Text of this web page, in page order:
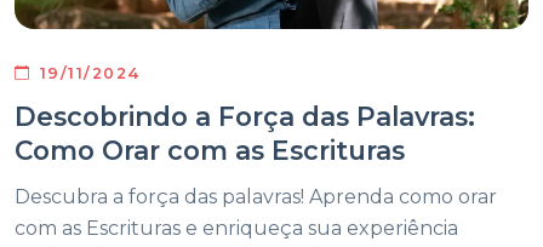
19/11/2024
Descobrindo a Força das Palavras:
Como Orar com as Escrituras
Descubra a força das palavras! Aprenda como orar
com as Escrituras e enriqueça sua experiência